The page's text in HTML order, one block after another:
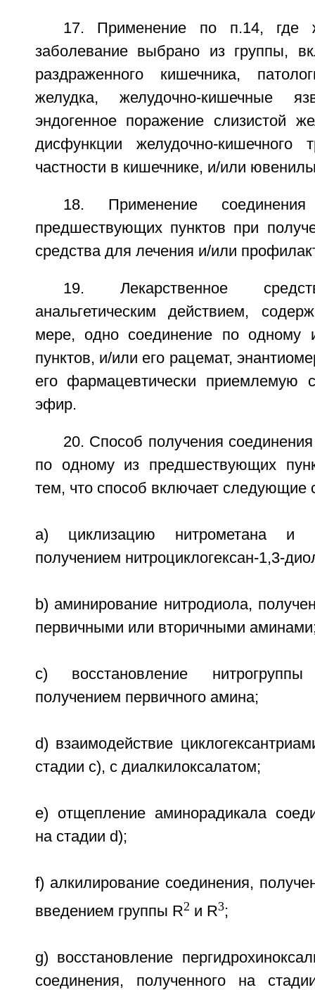
17. Применение по п.14, где
заболевание выбрано из группы,
раздраженного кишечника,
желудка, желудочно-кишечные
эндогенное поражение слизистой
дисфункции желудочно-кишечного
частности в кишечнике, и/или
18. Применение
предшествующих пунктов при
средства для лечения и/или
19. Лекарственное
анальгетическим действием,
мере, одно соединение по одному
пунктов, и/или его рацемат,
его фармацевтически приемлемую
эфир.
20. Способ получения
по одному из предшествующих
тем, что способ включает следующие
a) циклизацию нитрометана и
получением нитроциклогексан-1,3-
b) аминирование нитродиола,
первичными или вторичными
c) восстановление
получением первичного амина;
d) взаимодействие
стадии с), с диалкилоксалатом;
e) отщепление аминорадикала
на стадии d);
f) алкилирование соединения,
введением группы R2 и R3;
g) восстановление
соединения, полученного на